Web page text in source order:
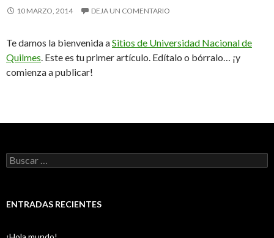
10 MARZO, 2014 DEJA UN COMENTARIO
Te damos la bienvenida aSitios de Universidad Nacional de
Quilmes. Este es tu primer artículo. Edítalo o bórralo… ¡y
comienza a publicar!
Buscar:
ENTRADAS RECIENTES